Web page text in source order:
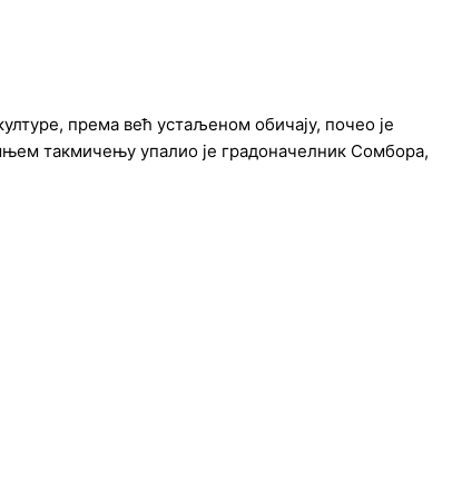
према већ устаљеном обичају, почео је
такмичењу упалио је градоначелник Сомбора,